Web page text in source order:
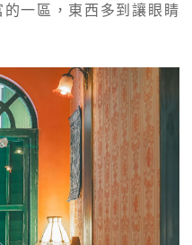
一區，東西多到讓眼睛